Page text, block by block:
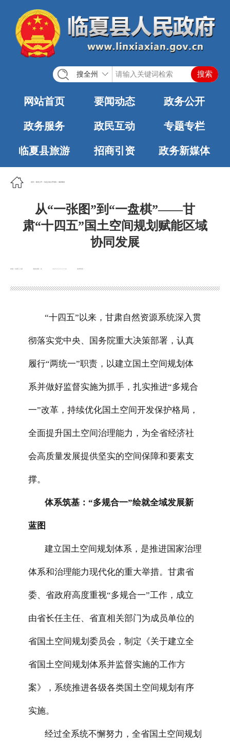
搜全州
网站首页 要闻动态 政务公开
政务服务 政民互动 专题专栏
临夏县旅游 招商引资 政务新媒体
首页 政务公开 法定主动公开内容 城乡规划
从“一张图”到“一盘棋”——甘
肃“十四五”国土空间规划赋能区域
协同发展
浏览次数： 发布时间：
2025-12-15 17:56
“十四五”以来，甘肃自然资源系统深入贯
彻落实党中央、国务院重大决策部署，认真
履行“两统一”职责，以建立国土空间规划体
系并做好监督实施为抓手，扎实推进“多规合
一”改革，持续优化国土空间开发保护格局，
全面提升国土空间治理能力，为全省经济社
会高质量发展提供坚实的空间保障和要素支
撑。
体系筑基：“多规合一”绘就全域发展新
蓝图
建立国土空间规划体系，是推进国家治理
体系和治理能力现代化的重大举措。甘肃省
委、省政府高度重视“多规合一”工作，成立
由省长任主任、省直相关部门为成员单位的
省国土空间规划委员会，制定《关于建立全
省国土空间规划体系并监督实施的工作方
案》，系统推进各级各类国土空间规划有序
实施。
经过全系统不懈努力，全省国土空间规划